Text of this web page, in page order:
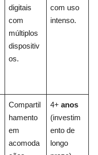
digitais
com
múltiplos
dispositiv
os.
com uso
intenso.
Compartil
hamento
em
acomoda
4+anos
(investim
ento de
longo